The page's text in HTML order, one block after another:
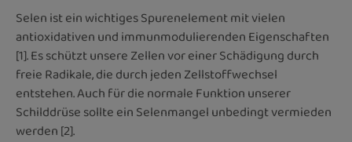
Selen ist ein wichtiges Spurenelement mit vielen
antioxidativen und immunmodulierenden Eigenschaften
[1]. Es schützt unsere Zellen vor einer Schädigung durch
freie Radikale, die durch jeden Zellstoffwechsel
entstehen. Auch für die normale Funktion unserer
Schilddrüse sollte ein Selenmangel unbedingt vermieden
werden [2].